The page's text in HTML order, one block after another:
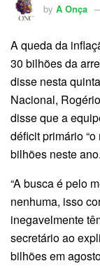
by A Onça
A queda da
30 bilhões da
disse nesta
Nacional,
disse que a
déficit primário
bilhões neste ano.
“A busca é pelo
nenhuma, isso
inegavelmente
secretário ao
bilhões em